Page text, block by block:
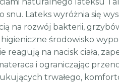
snu. Lateks wyróżnia się
na rozwój bakterii,
środowisko
reagują na nacisk ciała,
i ograniczając
trwałego,